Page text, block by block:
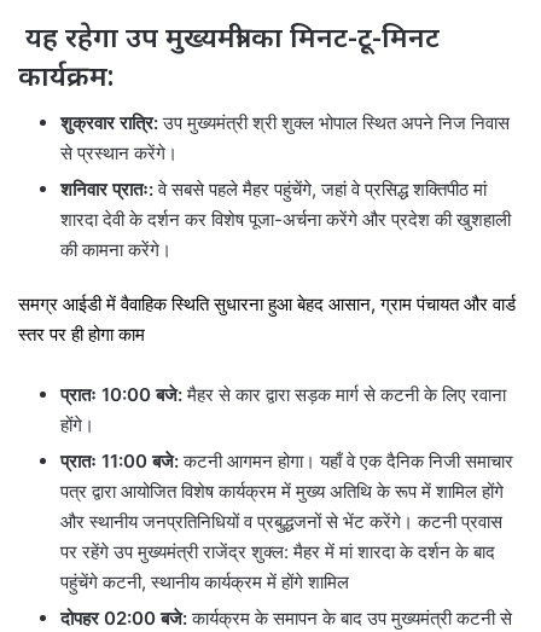
यह रहेगा उप मुख्यमंत्री का मिनट-टू-मिनट
कार्यक्रम:
शुक्रवार रात्रि:उप मुख्यमंत्री श्री शुक्ल भोपाल स्थित अपने निज निवास
से प्रस्थान करेंगे।
शनिवार प्रातः:वे सबसे पहले मैहर पहुंचेंगे, जहां वे प्रसिद्ध शक्तिपीठ मां
शारदा देवी के दर्शन कर विशेष पूजा-अर्चना करेंगे और प्रदेश की खुशहाली
की कामना करेंगे।
समग्र आईडी में वैवाहिक स्थिति सुधारना हुआ बेहद आसान, ग्राम पंचायत और वार्ड
स्तर पर ही होगा काम
प्रातः 10:00 बजे:मैहर से कार द्वारा सड़क मार्ग से कटनी के लिए रवाना
होंगे।
प्रातः 11:00 बजे:कटनी आगमन होगा। यहाँ वे एक दैनिक निजी समाचार
पत्र द्वारा आयोजित विशेष कार्यक्रम में मुख्य अतिथि के रूप में शामिल होंगे
और स्थानीय जनप्रतिनिधियों व प्रबुद्धजनों से भेंट करेंगे। कटनी प्रवास
पर रहेंगे उप मुख्यमंत्री राजेंद्र शुक्ल: मैहर में मां शारदा के दर्शन के बाद
पहुंचेंगे कटनी, स्थानीय कार्यक्रम में होंगे शामिल
दोपहर 02:00 बजे:कार्यक्रम के समापन के बाद उप मुख्यमंत्री कटनी से